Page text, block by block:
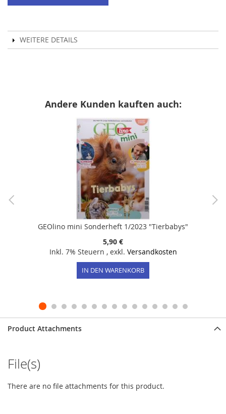
WEITERE DETAILS
Andere Kunden kauften auch:
GEOlino mini Sonderheft 1/2023 "Tierbabys"
5,90 €
Inkl. 7% Steuern , exkl. Versandkosten
IN DEN WARENKORB
Product Attachments
File(s)
There are no file attachments for this product.